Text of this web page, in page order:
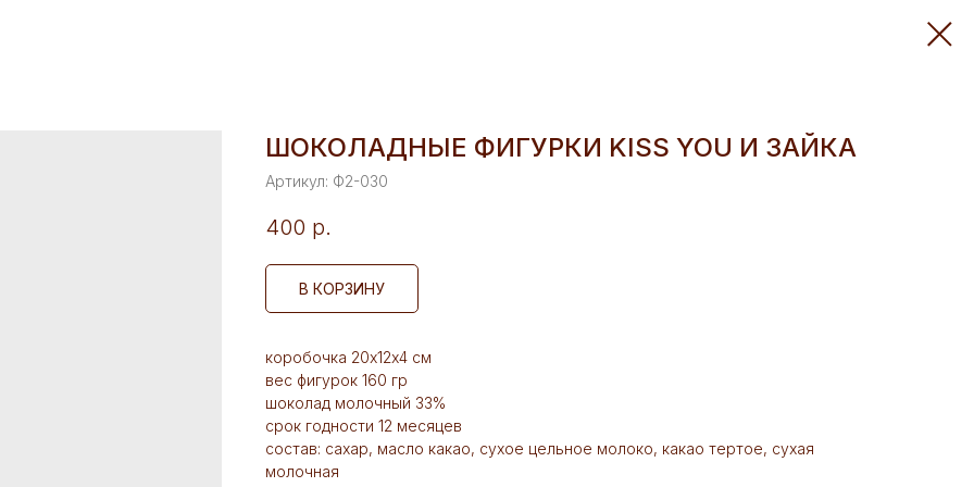
ШОКОЛАДНЫЕ ФИГУРКИ KISS YOU И ЗАЙКА
Артикул: Ф2-030
400 р.
В КОРЗИНУ
коробочка 20х12х4 см
вес фигурок 160 гр
шоколад молочный 33%
срок годности 12 месяцев
состав: сахар, масло какао, сухое цельное молоко, какао тертое, сухая
молочная